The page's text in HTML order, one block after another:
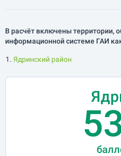
В расчёт включены территории,
информационной системе ГАИ
Ядринский район